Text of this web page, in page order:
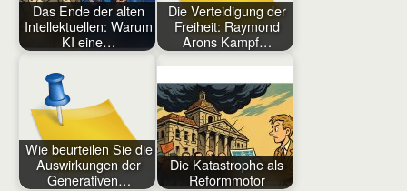
Das Ende der alten
Intellektuellen: Warum
KI eine…
Die Verteidigung der
Freiheit: Raymond
Arons Kampf…
Wie beurteilen Sie die
Auswirkungen der
Generativen…
Die Katastrophe als
Reformmotor